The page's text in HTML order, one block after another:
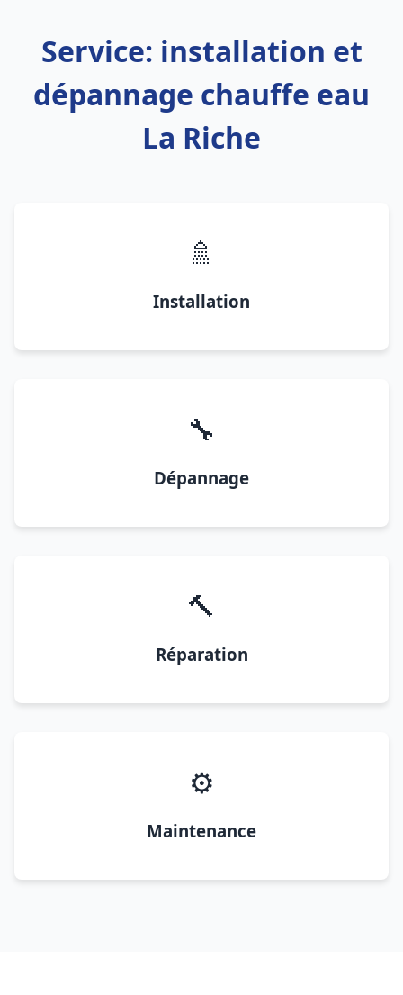
Service: installation et
dépannage chauffe eau
La Riche
🚿
Installation
🔧
Dépannage
🔨
Réparation
⚙️
Maintenance